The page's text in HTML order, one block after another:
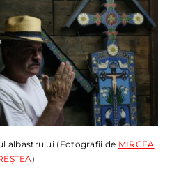
albastrului (Fotografii de MIRCEA
)